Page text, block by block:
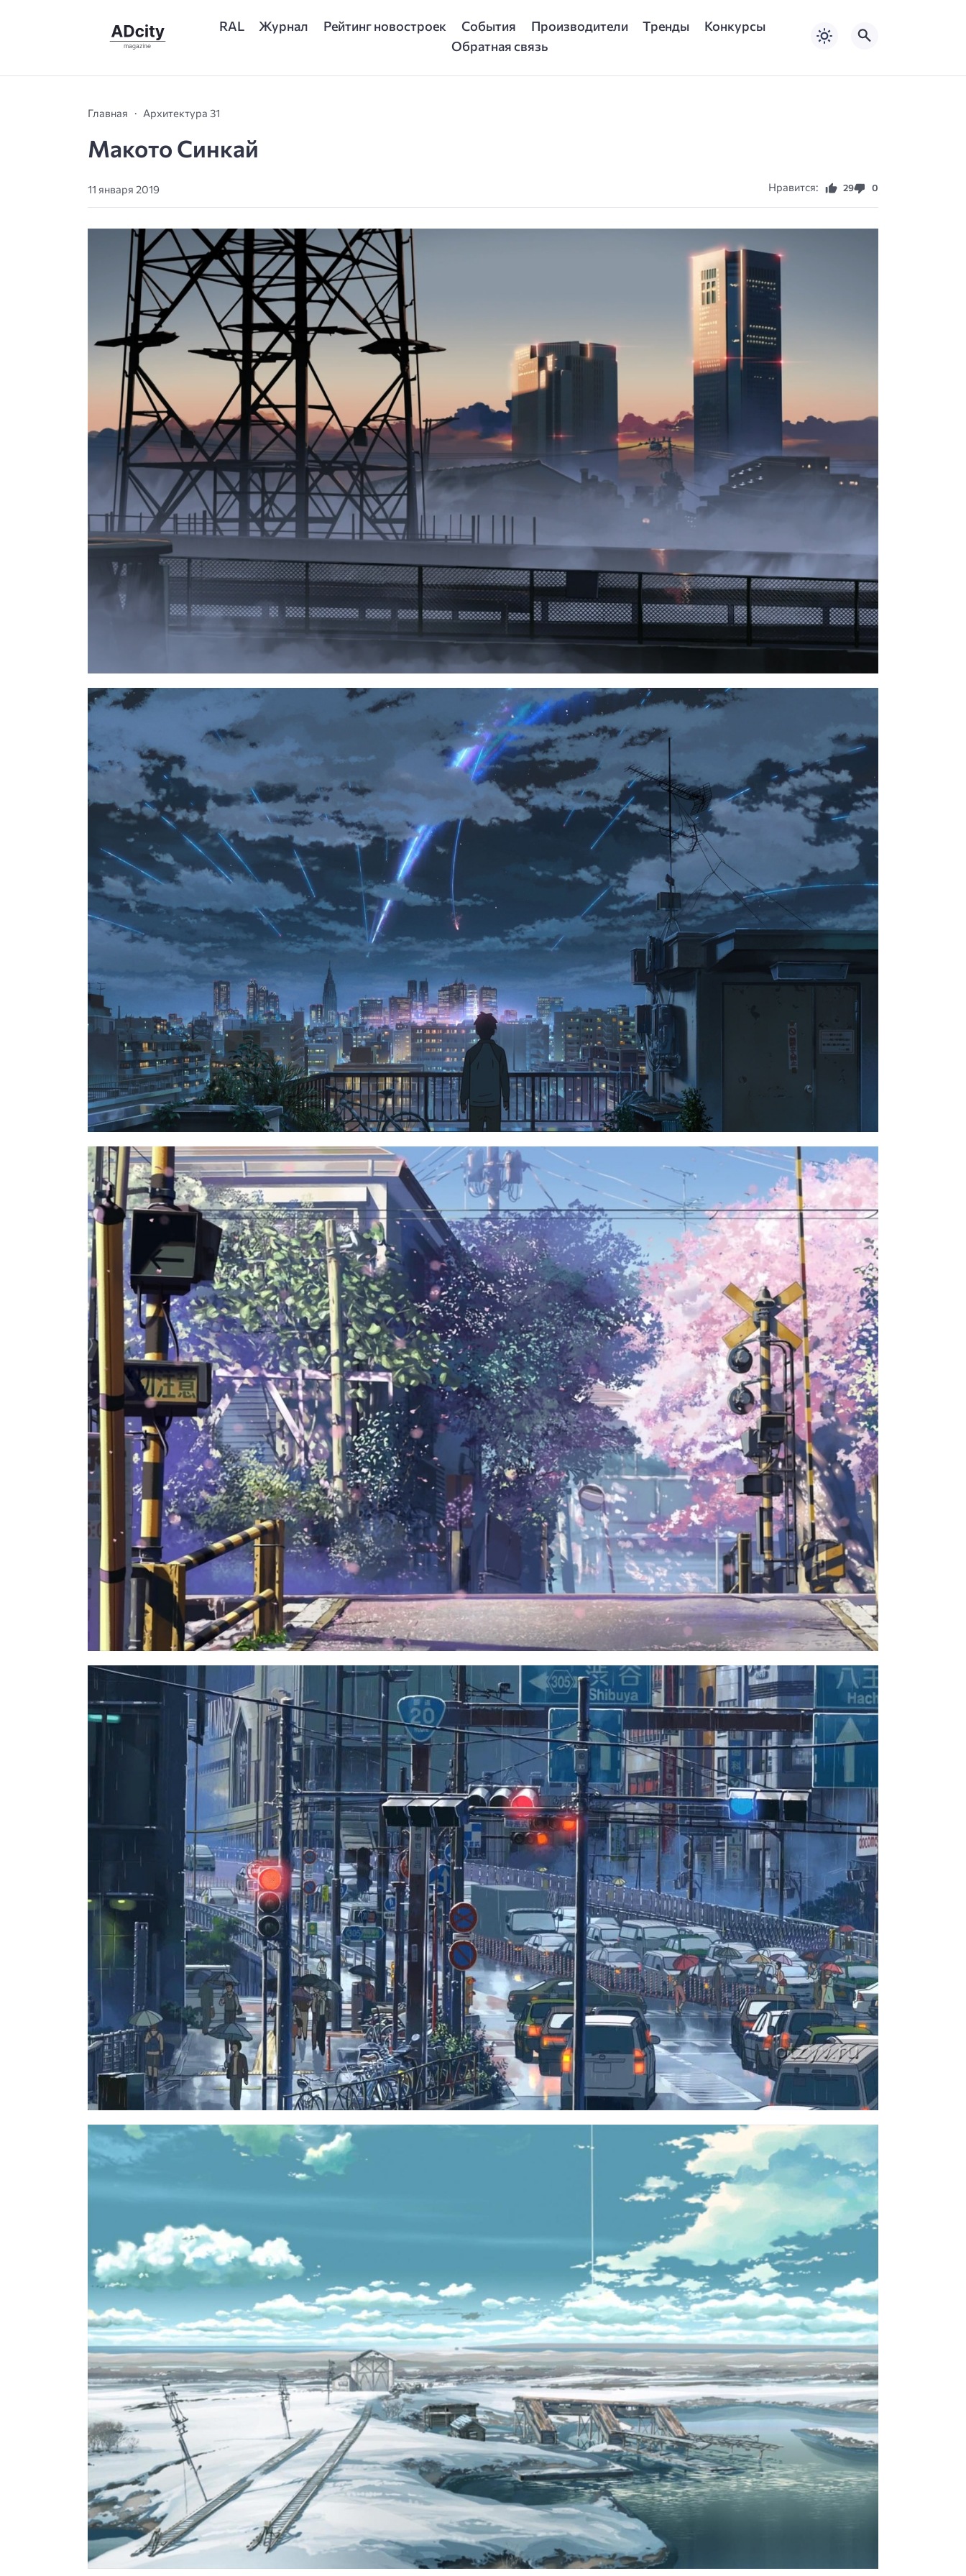
RAL Журнал Рейтинг новостроек События Производители Тренды
Конкурсы
Обратная связь
Главная Архитектура 31
Макото Синкай
11 января 2019 Нравится: 29 0